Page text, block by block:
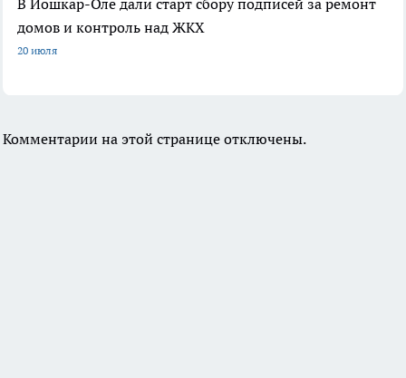
домов и контроль над ЖКХ
20 июля
Комментарии на этой странице отключены.